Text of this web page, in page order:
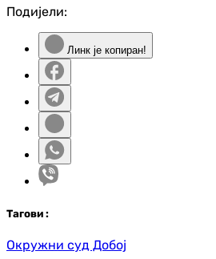
Подијели:
Линк је копиран!
Тагови :
Окружни суд Добој